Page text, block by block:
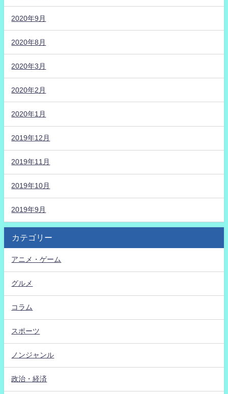
2020年9月
2020年8月
2020年3月
2020年2月
2020年1月
2019年12月
2019年11月
2019年10月
2019年9月
カテゴリー
アニメ・ゲーム
グルメ
コラム
スポーツ
ノンジャンル
政治・経済